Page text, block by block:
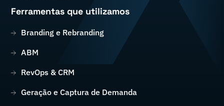
Ferramentas que utilizamos
Branding e Rebranding
ABM
RevOps & CRM
Geração e Captura de Demanda